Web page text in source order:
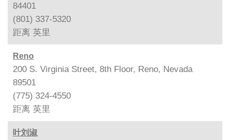
84401
(801) 337-5320
距离 英里
Reno
200 S. Virginia Street, 8th Floor, Reno, Nevada
89501
(775) 324-4550
距离 英里
叶刘淑